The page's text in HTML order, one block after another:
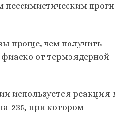
пессимистическим
проще, чем получить
от термоядерной
используется реакция
235, при котором